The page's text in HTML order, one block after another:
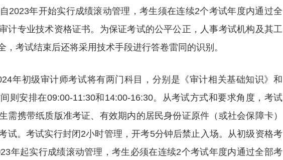
2023年开始实行成绩滚动管理，考生须在连续2个考试年度内通过全
计专业技术资格证书。为保证考试的公平公正，人事考试机构及其工
考试结束后还将采用技术手段进行答卷雷同的识别。
年初级审计师考试将有两门科目，分别是《审计相关基础知识》和
则安排在09:00-11:30和14:00-16:30。从考试方式和要求角度，考试
需携带纸质版准考证、有效期内的居民身份证原件（或社会保障卡）
试。考试实行封闭2小时管理，开考5分钟后禁止入场。从初级资格考
年起实行成绩滚动管理，考生必须在连续2个考试年度内通过全部考